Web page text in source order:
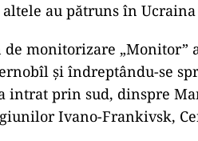
au pătruns în
monitorizare „Monitor”
și îndreptându-se
intrat prin sud, dinspre
Ivano-Frankivsk,